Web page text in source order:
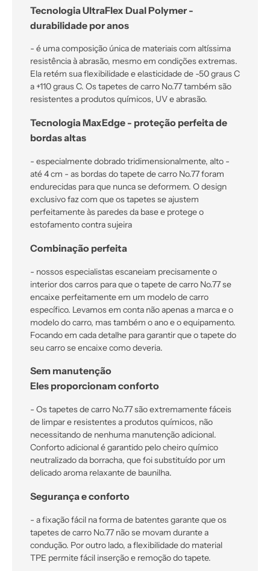
Tecnologia UltraFlex Dual Polymer -
durabilidade por anos
- é uma composição única de materiais com altíssima
resistência à abrasão, mesmo em condições extremas.
Ela retém sua flexibilidade e elasticidade de -50 graus C
a +110 graus C. Os tapetes de carro No.77 também são
resistentes a produtos químicos, UV e abrasão.
Tecnologia MaxEdge - proteção perfeita de
bordas altas
- especialmente dobrado tridimensionalmente, alto -
até 4 cm - as bordas do tapete de carro No.77 foram
endurecidas para que nunca se deformem. O design
exclusivo faz com que os tapetes se ajustem
perfeitamente às paredes da base e protege o
estofamento contra sujeira
Combinação perfeita
- nossos especialistas escaneiam precisamente o
interior dos carros para que o tapete de carro No.77 se
encaixe perfeitamente em um modelo de carro
específico. Levamos em conta não apenas a marca e o
modelo do carro, mas também o ano e o equipamento.
Focando em cada detalhe para garantir que o tapete do
seu carro se encaixe como deveria.
Sem manutenção
Eles proporcionam conforto
- Os tapetes de carro No.77 são extremamente fáceis
de limpar e resistentes a produtos químicos, não
necessitando de nenhuma manutenção adicional.
Conforto adicional é garantido pelo cheiro químico
neutralizado da borracha, que foi substituído por um
delicado aroma relaxante de baunilha.
Segurança e conforto
- a fixação fácil na forma de batentes garante que os
tapetes de carro No.77 não se movam durante a
condução. Por outro lado, a flexibilidade do material
TPE permite fácil inserção e remoção do tapete.